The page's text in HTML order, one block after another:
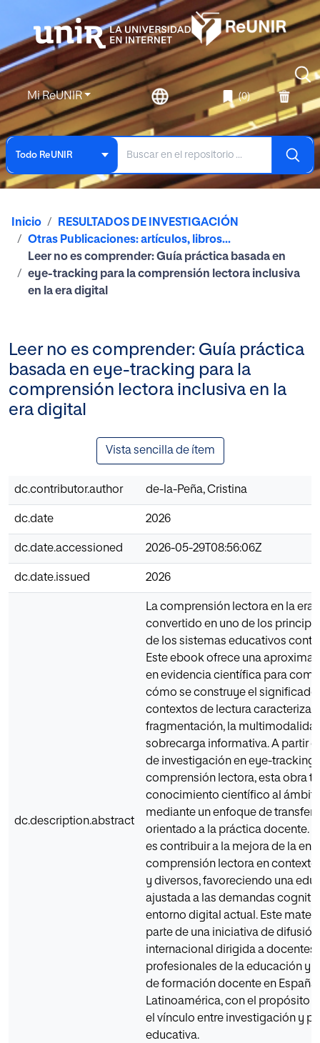
Mi ReUNIR (0)
Todo ReUNIR
Inicio
RESULTADOS DE INVESTIGACIÓN
Otras Publicaciones: artículos, libros...
Leer no es comprender: Guía práctica basada en
eye-tracking para la comprensión lectora inclusiva
en la era digital
Leer no es comprender: Guía práctica
basada en eye-tracking para la
comprensión lectora inclusiva en la
era digital
Vista sencilla de ítem
dc.contributor.author de-la-Peña, Cristina
dc.date 2026
dc.date.accessioned 2026-05-29T08:56:06Z
dc.date.issued 2026
dc.description.abstract
La comprensión lectora en la era
convertido en uno de los
de los sistemas educativos
Este ebook ofrece una
en evidencia científica para
cómo se construye el significado
contextos de lectura
fragmentación, la
sobrecarga informativa. A partir
de investigación en eye-tracking
comprensión lectora, esta obra
conocimiento científico al
mediante un enfoque de
orientado a la práctica docente.
es contribuir a la mejora de la
comprensión lectora en
y diversos, favoreciendo una
ajustada a las demandas
entorno digital actual. Este
parte de una iniciativa de
internacional dirigida a docentes,
profesionales de la educación y
de formación docente en España
Latinoamérica, con el propósito
el vínculo entre investigación y
educativa.